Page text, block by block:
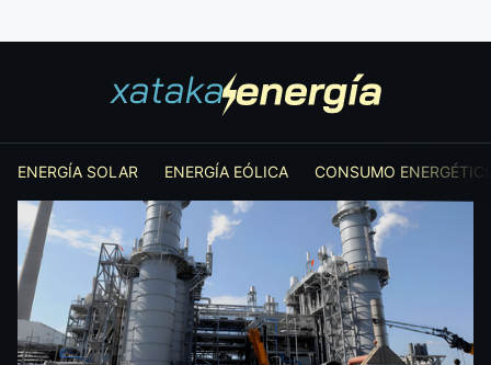
ENERGÍA SOLAR ENERGÍA EÓLICA CONSUMO